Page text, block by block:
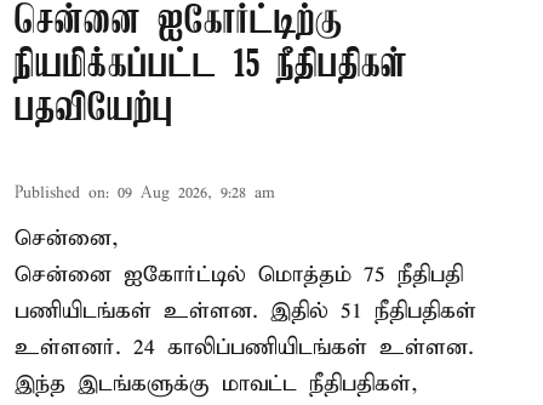
சென்னை ஐகோர்ட்டிற்கு
நியமிக்கப்பட்ட 15 நீதிபதிகள்
பதவியேற்பு
Published on: 09 Aug 2026, 9:28 am
சென்னை,
சென்னை ஐகோர்ட்டில் மொத்தம் 75 நீதிபதி
பணியிடங்கள் உள்ளன. இதில் 51 நீதிபதிகள்
உள்ளனர். 24 காலிப்பணியிடங்கள் உள்ளன.
இந்த இடங்களுக்கு மாவட்ட நீதிபதிகள்,